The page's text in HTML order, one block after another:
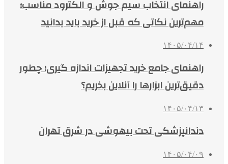
راهنمای انتخاب سیم جوش و الکترود مناسب؛
مهم‌ترین نکاتی که قبل از خرید باید بدانید
۱۴۰۵/۰۴/۱۴
راهنمای جامع خرید تجهیزات اندازه گیری؛ چطور
دقیق‌ترین ابزارها را آنلاین بخریم؟
۱۴۰۵/۰۴/۱۳
دندانپزشکی تحت بیهوشی در شرق تهران
۱۴۰۵/۰۴/۰۹